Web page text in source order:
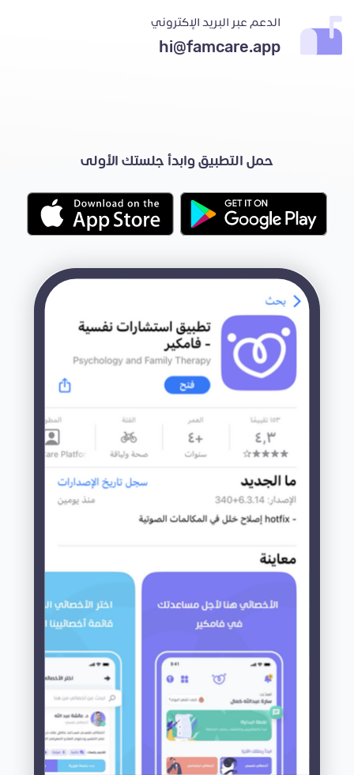
الدعم عبر البريد الإكتروني
hi@famcare.app
حمل التطبيق وابدأ جلستك الأولى